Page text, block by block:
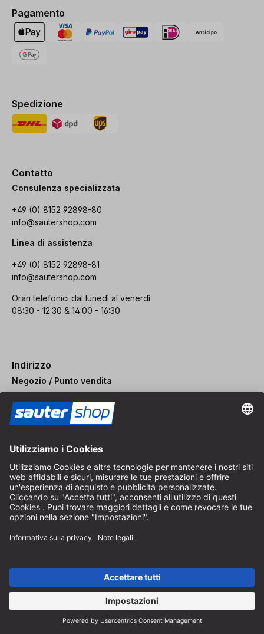
Pagamento
Spedizione
Contatto
Consulenza specializzata
+49 (0) 8152 92898-80
info@sautershop.com
Linea di assistenza
+49 (0) 8152 92898-81
info@sautershop.com
Orari telefonici dal lunedì al venerdì
08:30 - 12:30 & 14:00 - 16:30
Indirizzo
Negozio / Punto vendita
Arzbergerstraße 4
82211 Herrsching
Germania
Come arrivare
Orari di apertura in loco
Dal lunedì al venerdì
8:30 - 12:30 & 14:00 - 16:30
Aiuto
Indicazioni sullo scarto di batterie
Istruzioni per l'imballaggio
Spese di consegna e spedizione
Pagamento e tasse